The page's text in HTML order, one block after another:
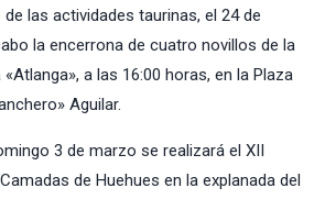
las actividades taurinas, el 24 de
la encerrona de cuatro novillos de la
a las 16:00 horas, en la Plaza
Aguilar.
3 de marzo se realizará el XII
de Huehues en la explanada del